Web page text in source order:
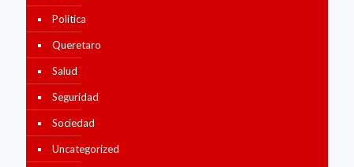
Politica
Queretaro
Salud
Seguridad
Sociedad
Uncategorized